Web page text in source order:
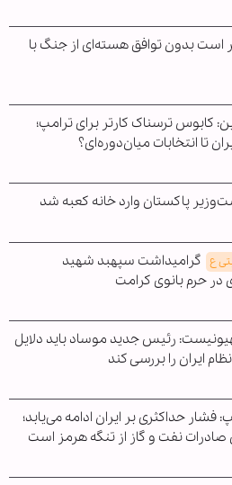
است بدون توافق هسته‌ای از جنگ با
کابوس ترسناک کارتر برای ترامپ؛
تا انتخابات میان‌دوره‌ای؟
پاکستان وارد خانه کعبه شد
ع گرامیداشت سپهبد شهید
حرم بانوی کرامت
رئیس جدید موساد باید دلایل
ایران را بررسی کند
فشار حداکثری بر ایران ادامه می‌یابد؛
صادرات نفت و گاز از تنگه هرمز است